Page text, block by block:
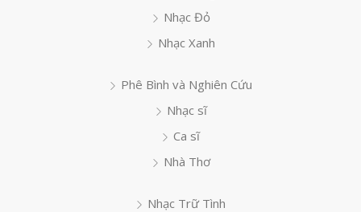
Nhạc Đỏ
Nhạc Xanh
Phê Bình và Nghiên Cứu
Nhạc sĩ
Ca sĩ
Nhà Thơ
Nhạc Trữ Tình